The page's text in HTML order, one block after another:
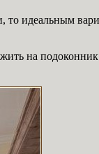
идеальным
на